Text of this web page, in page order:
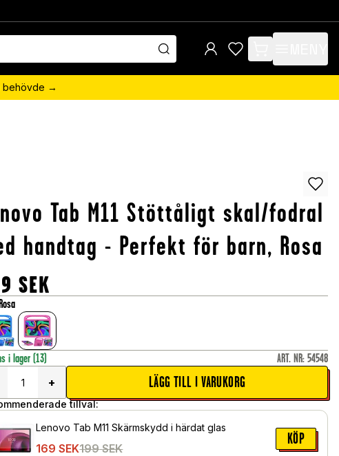
items in cart, view
behövde →
Tab M11 Stöttåligt skal/fodral
handtag - Perfekt för barn, Rosa
SEK
Rosa
i lager (13) ART. NR: 54548
+ LÄGG TILL I VARUKORG
tillval:
Lenovo Tab M11 Skärmskydd i härdat glas
169 SEK199 SEK
KÖP